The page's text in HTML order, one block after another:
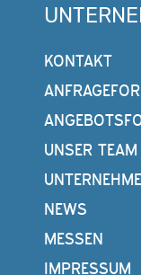
KONTAKT
UNSER TEAM
NEWS
MESSEN
IMPRESSUM